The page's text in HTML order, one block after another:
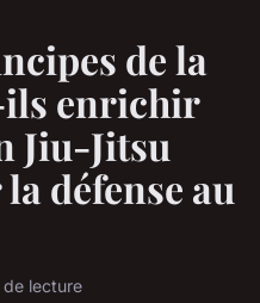
de la
ils enrichir
Jiu-Jitsu
défense au
lecture